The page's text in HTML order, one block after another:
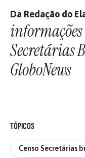
Da Redação do
informações
Secretárias
GloboNews
TÓPICOS
Censo Secretárias